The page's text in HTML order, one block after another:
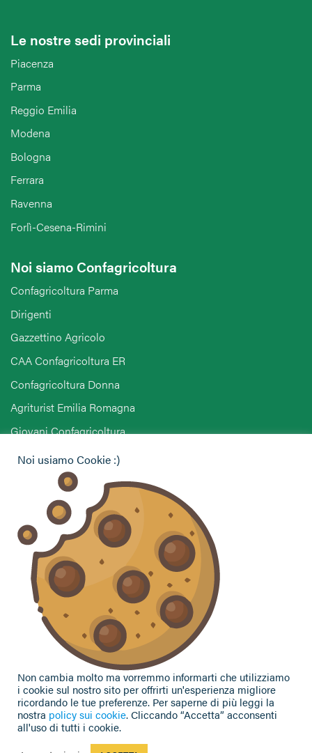
Le nostre sedi provinciali
Piacenza
Parma
Reggio Emilia
Modena
Bologna
Ferrara
Ravenna
Forlì-Cesena-Rimini
Noi siamo Confagricoltura
Confagricoltura Parma
Dirigenti
Gazzettino Agricolo
CAA Confagricoltura ER
Confagricoltura Donna
Agriturist Emilia Romagna
Giovani Confagricoltura
Pensionati Confagricoltura
Hai bisogno di informazioni?
Vuoi contattarci per ricevere assistenza, lasciare un
commento o chiedere informazioni?
CONTATTACI
Seguici sui social
Privacy Policy|Cookie Policy
Noi usiamo Cookie :)
Non cambia molto ma vorremmo informarti che utilizziamo
i cookie sul nostro sito per offrirti un'esperienza migliore
ricordando le tue preferenze. Per saperne di più leggi la
nostra policy sui cookie. Cliccando “Accetta” acconsenti
all'uso di tutti i cookie.